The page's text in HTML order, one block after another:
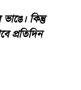
কিন্তু
প্রতিদিন